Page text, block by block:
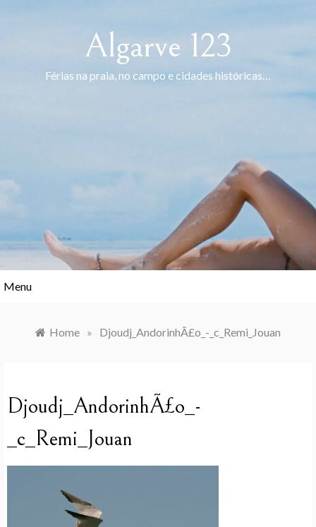
Algarve 123
Férias na praia, no campo e cidades históricas…
Menu
Home » Djoudj_AndorinhÃ£o_-_c_Remi_Jouan
Djoudj_AndorinhÃ£o_-
_c_Remi_Jouan